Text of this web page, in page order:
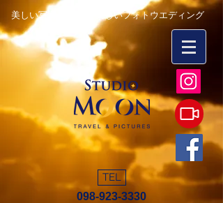
美しい写真を永遠に 楽しいフォトウエディング
TEL
098-923-3330